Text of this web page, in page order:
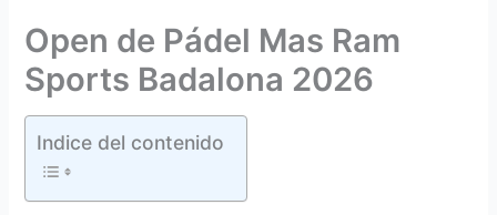
Open de Pádel Mas Ram
Sports Badalona 2026
Indice del contenido